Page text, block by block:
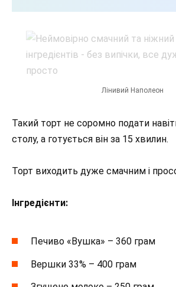
Лінивий Наполеон
Такий торт не соромно подати
столу, а готується він за 15 хвилин.
Торт виходить дуже смачним і
Інгредієнти:
Печиво «Вушка» – 360 грам
Вершки 33% – 400 грам